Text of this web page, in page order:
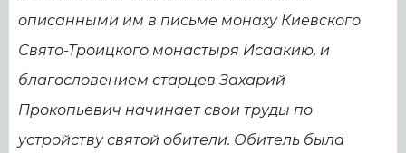
описанными им в письме монаху Киевского
Свято-Троицкого монастыря Исаакию, и
благословением старцев Захарий
Прокопьевич начинает свои труды по
устройству святой обители. Обитель была